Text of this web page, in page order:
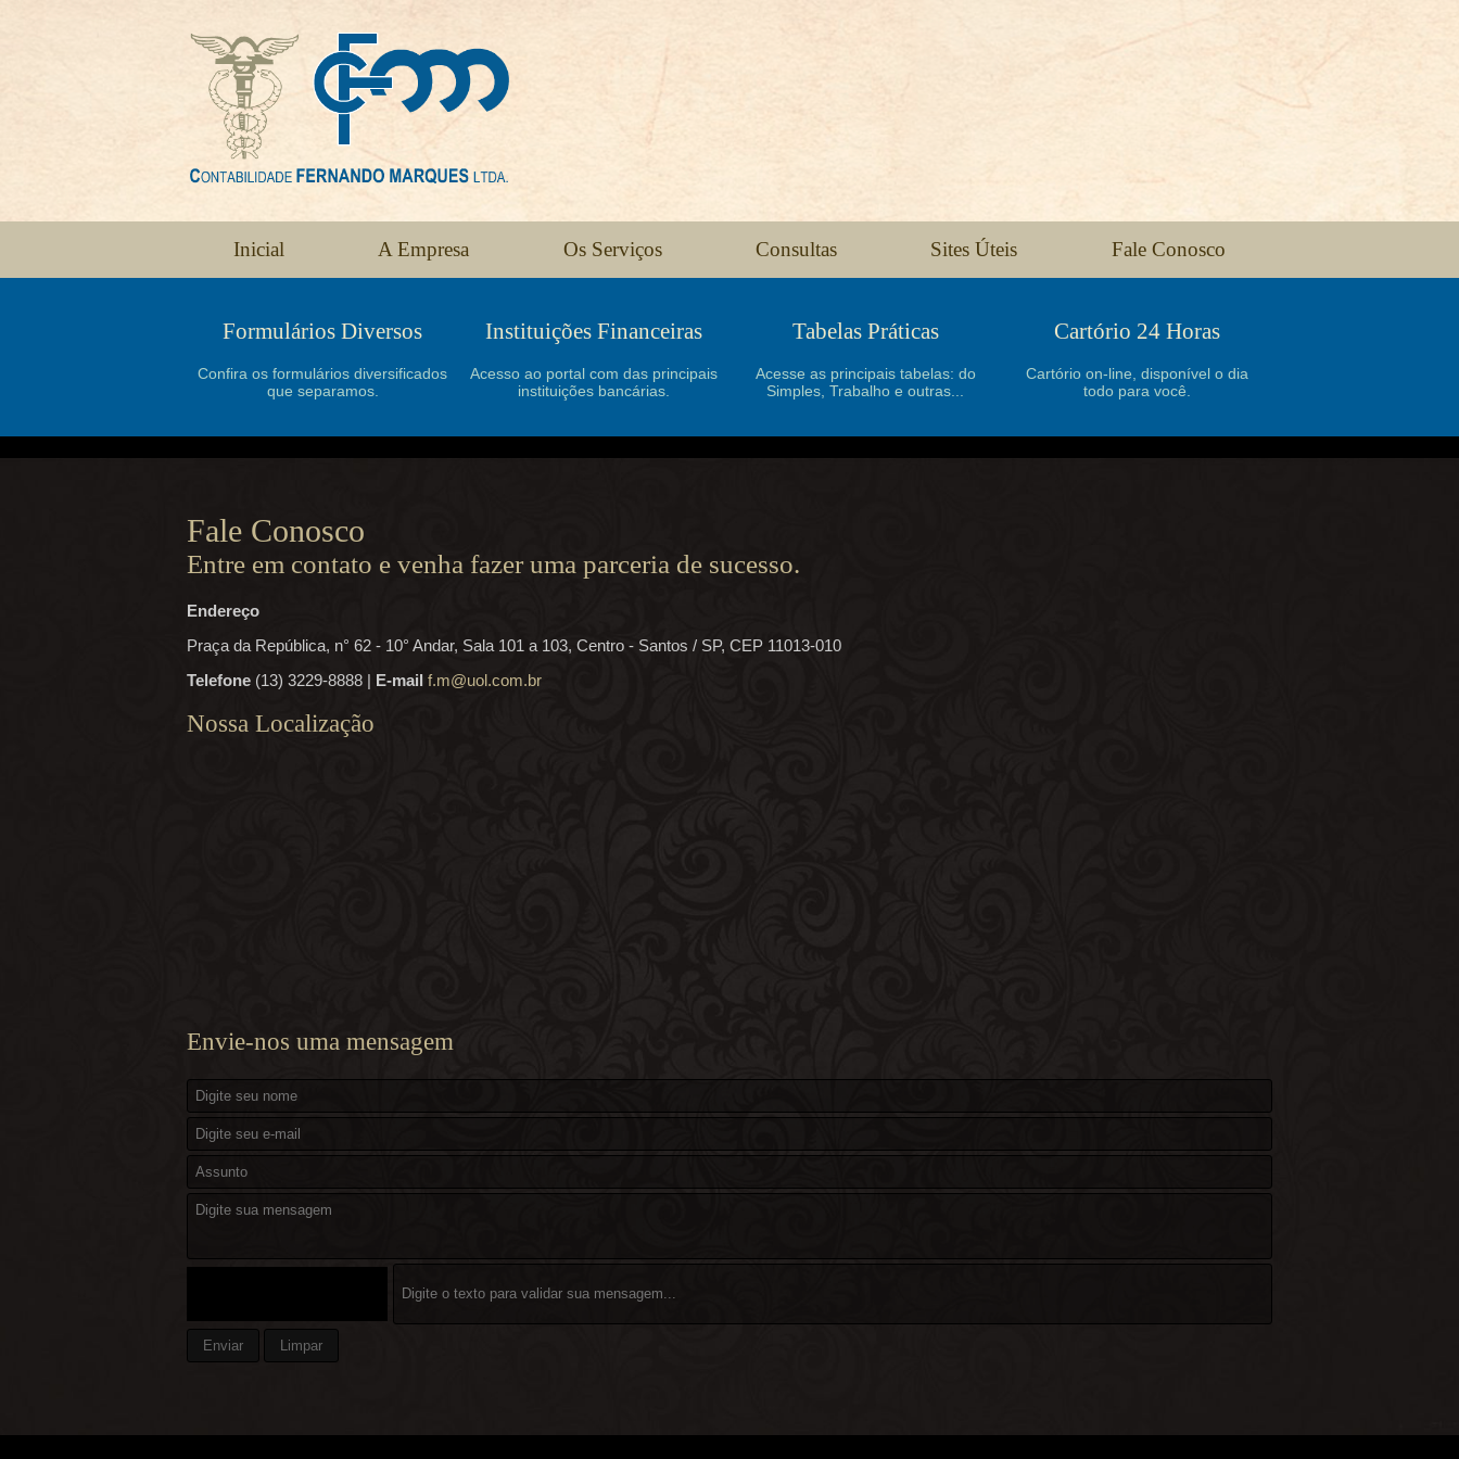
Inicial A Empresa Os Serviços Consultas Sites Úteis Fale Conosco
Formulários Diversos
Confira os formulários diversificados
que separamos.
Instituições Financeiras
Acesso ao portal com das principais
instituições bancárias.
Tabelas Práticas
Acesse as principais tabelas: do
Simples, Trabalho e outras...
Cartório 24 Horas
Cartório on-line, disponível o dia
todo para você.
Fale Conosco
Entre em contato e venha fazer uma parceria de sucesso.
Endereço
Praça da República, n° 62 - 10° Andar, Sala 101 a 103, Centro - Santos / SP, CEP 11013-010
Telefone (13) 3229-8888 | E-mail f.m@uol.com.br
Nossa Localização
Envie-nos uma mensagem
Enviar Limpar